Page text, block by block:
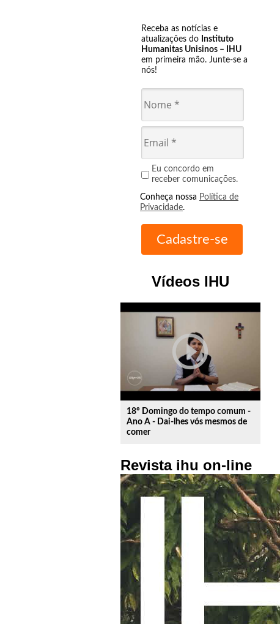
Receba as notícias e
atualizações do Instituto
Humanitas Unisinos – IHU
em primeira mão. Junte-se a
nós!
Eu concordo em
receber comunicações.
Conheça nossa Política de
Privacidade.
Vídeos IHU
play_circle_outline
18º Domingo do tempo comum -
Ano A - Dai-lhes vós mesmos de
comer
Revista ihu on-line